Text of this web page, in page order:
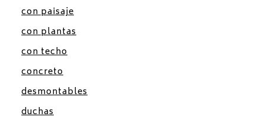
con paisaje
con plantas
con techo
concreto
desmontables
duchas